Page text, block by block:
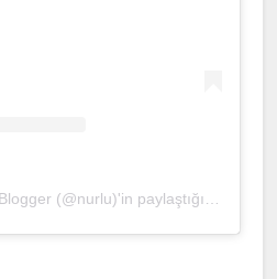
Mother & Wife & Food Blogger (@nurlu)'in paylaştığı bir gönderi